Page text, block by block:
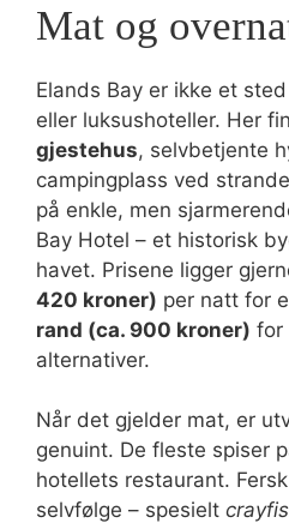
Mat og
Elands Bay er ikke et
eller luksushoteller. Her
gjestehus, selvbetjente
campingplass ved
på enkle, men
Bay Hotel – et historisk
havet. Prisene ligger
420 kroner) per natt for
rand (ca. 900 kroner) for
alternativer.
Når det gjelder mat, er
genuint. De fleste spiser
hotellets restaurant.
selvfølge – spesielt